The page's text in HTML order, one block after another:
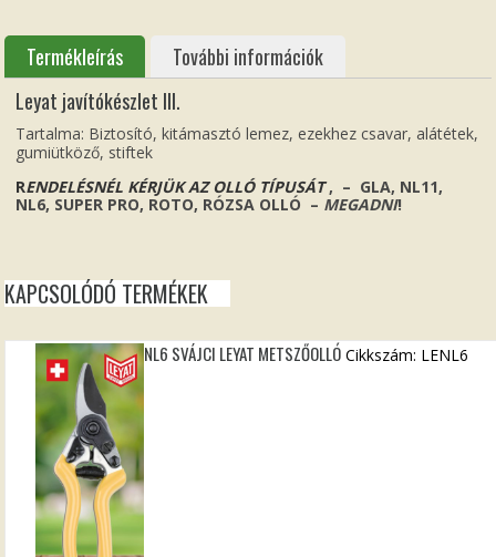
Termékleírás
További információk
Leyat javítókészlet III.
Tartalma: Biztosító, kitámasztó lemez, ezekhez csavar, alátétek,
gumiütköző, stiftek
RENDELÉSNÉL KÉRJÜK AZ OLLÓ TÍPUSÁT, – GLA, NL11,
NL6, SUPER PRO, ROTO, RÓZSA OLLÓ – MEGADNI!
KAPCSOLÓDÓ TERMÉKEK
NL6 SVÁJCI LEYAT METSZŐOLLÓ Cikkszám: LENL6